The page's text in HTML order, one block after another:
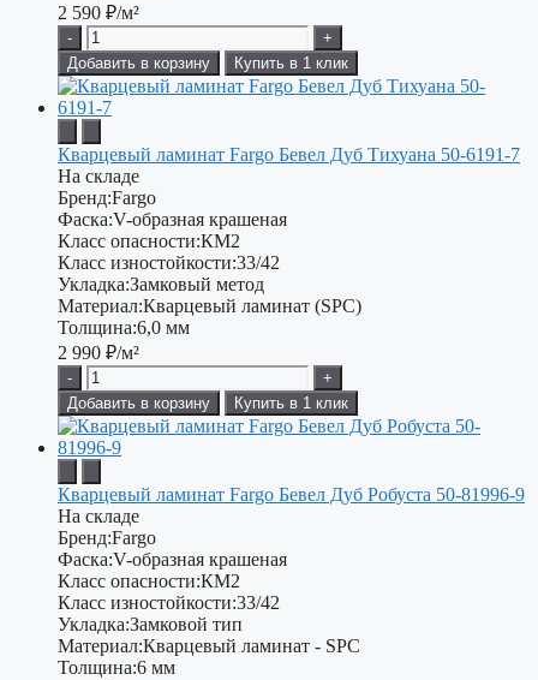
2 590 ₽/м²
-
+
Добавить в корзину
Купить в 1 клик
Кварцевый ламинат Fargo Бевел Дуб Тихуана 50-6191-7
На складе
Бренд:Fargo
Фаска:V-образная крашеная
Класс опасности:КМ2
Класс изностойкости:33/42
Укладка:Замковый метод
Материал:Кварцевый ламинат (SPC)
Толщина:6,0 мм
2 990 ₽/м²
-
+
Добавить в корзину
Купить в 1 клик
Кварцевый ламинат Fargo Бевел Дуб Робуста 50-81996-9
На складе
Бренд:Fargo
Фаска:V-образная крашеная
Класс опасности:КМ2
Класс изностойкости:33/42
Укладка:Замковой тип
Материал:Кварцевый ламинат - SPC
Толщина:6 мм